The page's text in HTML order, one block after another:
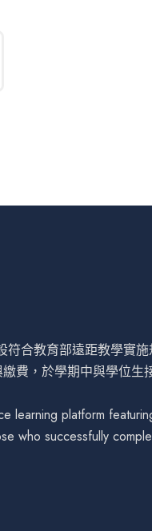
合教育部遠距教學實
費，於學期中與學位生
learning platform
who successfully